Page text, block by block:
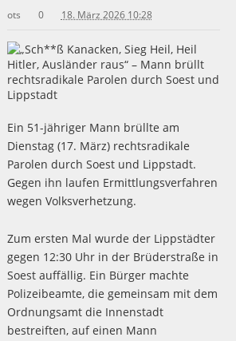
ots 0 18. März 2026 10:28
Ein 51-jähriger Mann brüllte am
Dienstag (17. März) rechtsradikale
Parolen durch Soest und Lippstadt.
Gegen ihn laufen Ermittlungsverfahren
wegen Volksverhetzung.
Zum ersten Mal wurde der Lippstädter
gegen 12:30 Uhr in der Brüderstraße in
Soest auffällig. Ein Bürger machte
Polizeibeamte, die gemeinsam mit dem
Ordnungsamt die Innenstadt
bestreiften, auf einen Mann